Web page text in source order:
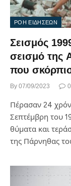
ΡΟΗ ΕΙΔΗΣΕΩΝ
Σεισμός
σεισμό της
που
By 07/09/2023 0
Πέρασαν 24
Σεπτέμβρη του
θύματα και
της Πάρνηθας